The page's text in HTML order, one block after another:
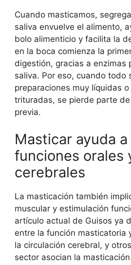
Cuando masticamos,
saliva envuelve el alimento,
bolo alimenticio y facilita la
en la boca comienza la
digestión, gracias a enzimas
saliva. Por eso, cuando todo
preparaciones muy líquidas
trituradas, se pierde parte
previa.
Masticar ayuda
funciones orales
cerebrales
La masticación también
muscular y estimulación
artículo actual de Guisos ya
entre la función masticatoria
la circulación cerebral, y
sector asocian la